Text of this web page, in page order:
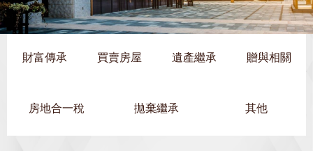
財富傳承 買賣房屋 遺產繼承 贈與相關
房地合一稅 拋棄繼承 其他